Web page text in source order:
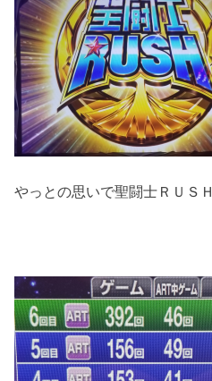
やっとの思いで聖闘士ＲＵＳ